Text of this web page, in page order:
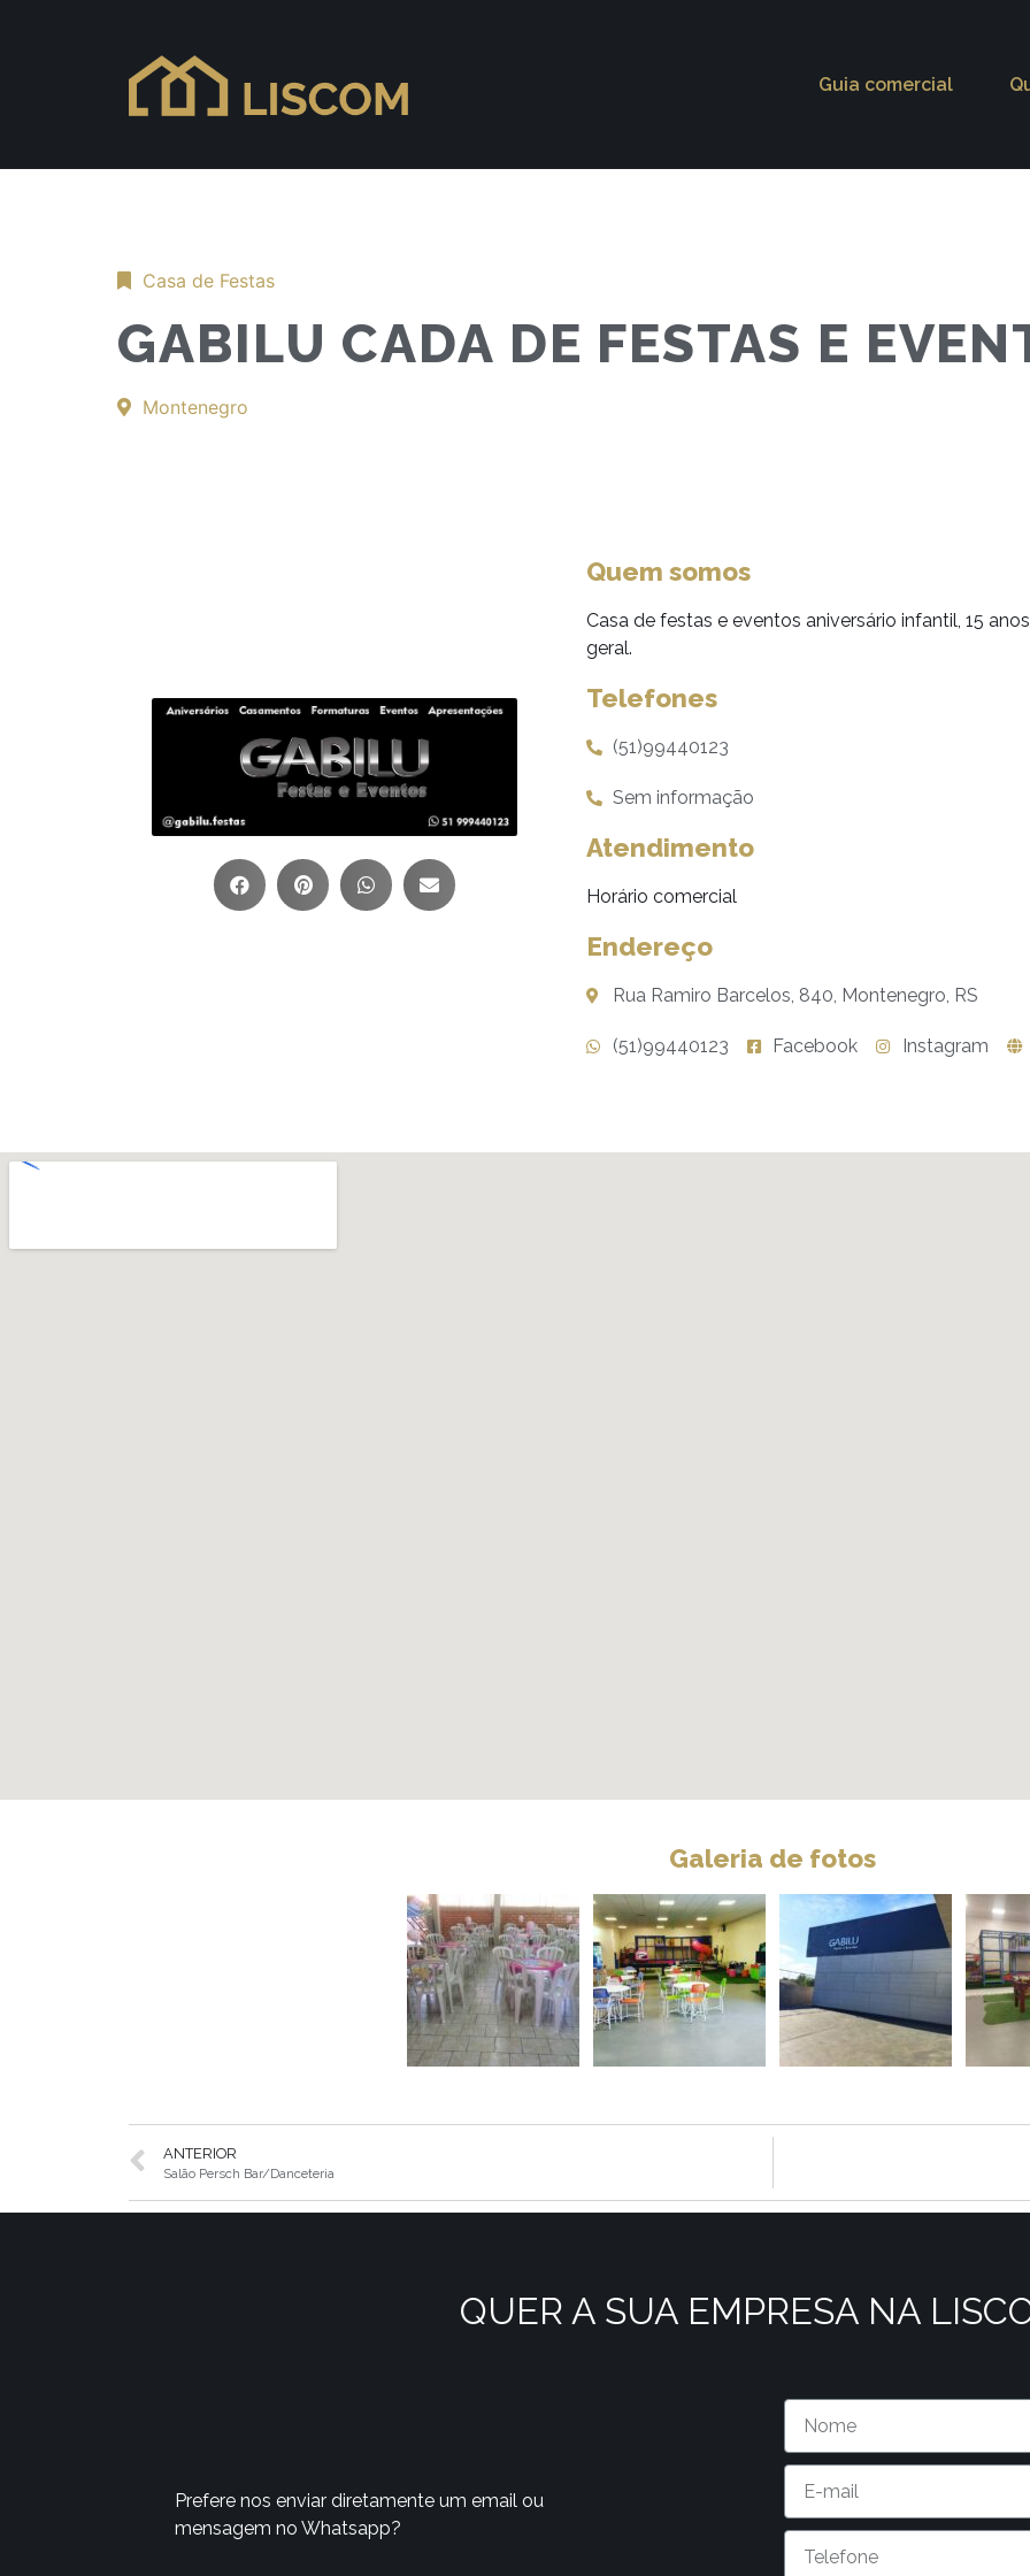
Guia comercial
Casa de Festas
GABILU CADA DE FESTAS E
Montenegro
Quem somos
Casa de festas e eventos aniversário infantil, 15
geral.
Telefones
(51)99440123
Sem informação
Atendimento
Horário comercial
Endereço
Rua Ramiro Barcelos, 840, Montenegro, RS
(51)99440123 Facebook Instagram
Galeria de fotos
ANTERIOR
Salão Persch Bar/Danceteria
QUER A SUA EMPRESA NA
Prefere nos enviar diretamente um email ou
mensagem no Whatsapp?